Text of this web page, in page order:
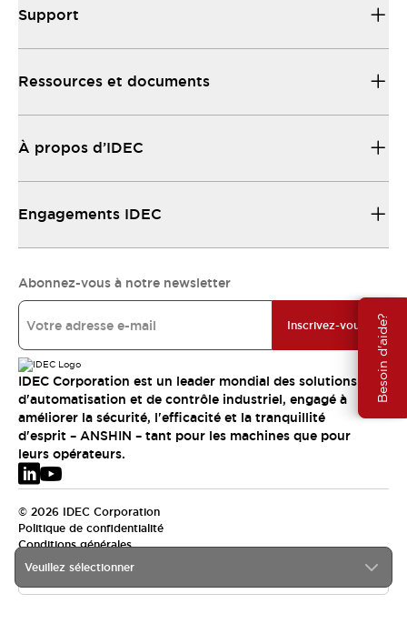
Besoin d'aide?
Veuillez sélectionner
Support
Ressources et documents
À propos d’IDEC
Engagements IDEC
Abonnez-vous à notre newsletter
Inscrivez-vous
IDEC Corporation est un leader mondial des solutions
d'automatisation et de contrôle industriel, engagé à
améliorer la sécurité, l'efficacité et la tranquillité
d'esprit – ANSHIN – tant pour les machines que pour
leurs opérateurs.
© 2026 IDEC Corporation
Politique de confidentialité
Conditions générales
EMEA